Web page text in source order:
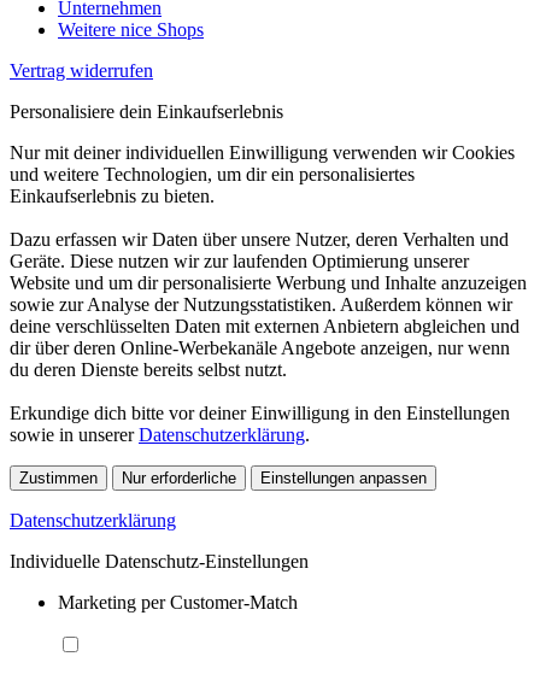
Unternehmen
Weitere nice Shops
Vertrag widerrufen
Personalisiere dein Einkaufserlebnis
Nur mit deiner individuellen Einwilligung verwenden wir Cookies
und weitere Technologien, um dir ein personalisiertes
Einkaufserlebnis zu bieten.
Dazu erfassen wir Daten über unsere Nutzer, deren Verhalten und
Geräte. Diese nutzen wir zur laufenden Optimierung unserer
Website und um dir personalisierte Werbung und Inhalte anzuzeigen
sowie zur Analyse der Nutzungsstatistiken. Außerdem können wir
deine verschlüsselten Daten mit externen Anbietern abgleichen und
dir über deren Online-Werbekanäle Angebote anzeigen, nur wenn
du deren Dienste bereits selbst nutzt.
Erkundige dich bitte vor deiner Einwilligung in den Einstellungen
sowie in unsererDatenschutzerklärung.
Zustimmen Nur erforderliche Einstellungen anpassen
Datenschutzerklärung
Individuelle Datenschutz-Einstellungen
Marketing per Customer-Match